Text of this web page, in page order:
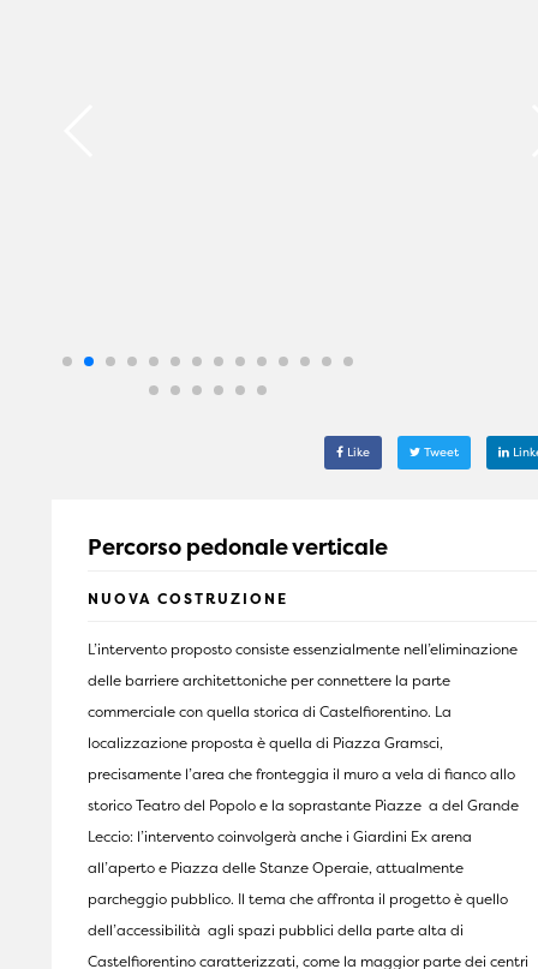
Like Tweet
Percorso pedonale verticale
NUOVA COSTRUZIONE
L’intervento proposto consiste essenzialmente nell’eliminazione
delle barriere architettoniche per connettere la parte
commerciale con quella storica di Castelfiorentino. La
localizzazione proposta è quella di Piazza Gramsci,
precisamente l’area che fronteggia il muro a vela di fianco allo
storico Teatro del Popolo e la soprastante Piazze a del Grande
Leccio: l’intervento coinvolgerà anche i Giardini Ex arena
all’aperto e Piazza delle Stanze Operaie, attualmente
parcheggio pubblico. Il tema che affronta il progetto è quello
dell’accessibilità agli spazi pubblici della parte alta di
Castelfiorentino caratterizzati, come la maggior parte dei centri